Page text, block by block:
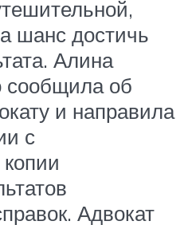
шанс достичь
Алина
сообщила об
и направила
с
Адвокат